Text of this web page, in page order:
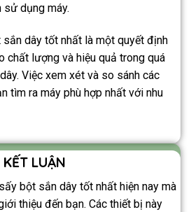
sử dụng máy.
dây tốt nhất là một quyết định
chất lượng và hiệu quả trong quá
Việc xem xét và so sánh các
tìm ra máy phù hợp nhất với nhu
KẾT LUẬN
bột sắn dây tốt nhất hiện nay mà
thiệu đến bạn. Các thiết bị này